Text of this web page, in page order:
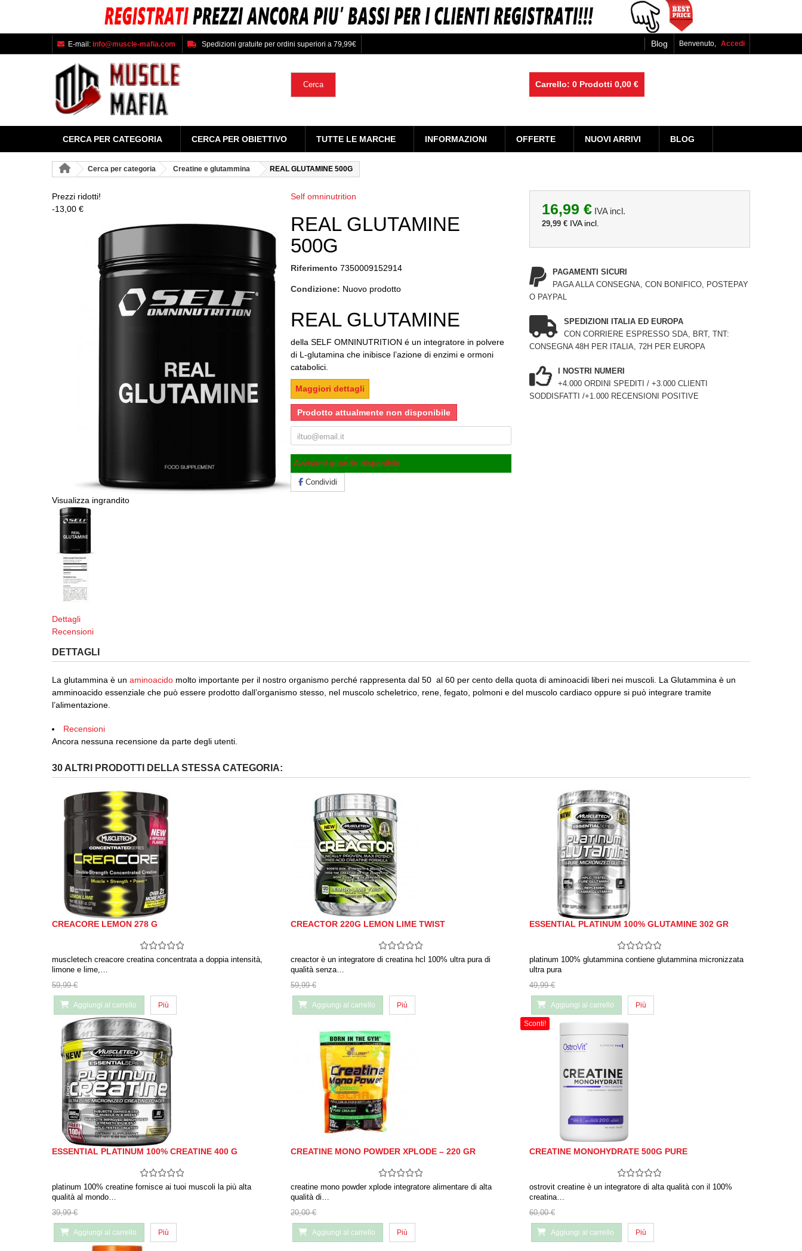
E-mail: info@muscle-mafia.com Spedizioni gratuite per ordini superiori a 79,99€ Blog Benvenuto, Accedi
Carrello: 0 Prodotti 0,00 €
Cerca
CERCA PER CATEGORIA CERCA PER OBIETTIVO TUTTE LE MARCHE INFORMAZIONI OFFERTE NUOVI ARRIVI BLOG
Cerca per categoria Creatine e glutammina REAL GLUTAMINE 500G
Prezzi ridotti!
-13,00 €
Visualizza ingrandito
Self omninutrition
REAL GLUTAMINE
500G
Riferimento 7350009152914
Condizione: Nuovo prodotto
REAL GLUTAMINE
della SELF OMNINUTRITION é un integratore in polvere
di L-glutamina che inibisce l’azione di enzimi e ormoni
catabolici.
Maggiori dettagli
Prodotto attualmente non disponibile
Avvisami quando disponibile
Condividi
16,99 €IVA incl.
29,99 €IVA incl.
PAGAMENTI SICURI
PAGA ALLA CONSEGNA, CON BONIFICO, POSTEPAY
O PAYPAL
SPEDIZIONI ITALIA ED EUROPA
CON CORRIERE ESPRESSO SDA, BRT, TNT:
CONSEGNA 48H PER ITALIA, 72H PER EUROPA
I NOSTRI NUMERI
+4.000 ORDINI SPEDITI / +3.000 CLIENTI
SODDISFATTI /+1.000 RECENSIONI POSITIVE
Dettagli
Recensioni
DETTAGLI
La glutammina è un aminoacido molto importante per il nostro organismo perché rappresenta dal 50 al 60 per cento della quota di aminoacidi liberi nei muscoli. La Glutammina è un
amminoacido essenziale che può essere prodotto dall’organismo stesso, nel muscolo scheletrico, rene, fegato, polmoni e del muscolo cardiaco oppure si può integrare tramite
l’alimentazione.
Recensioni
Ancora nessuna recensione da parte degli utenti.
30 ALTRI PRODOTTI DELLA STESSA CATEGORIA:
CREACORE LEMON 278 G
muscletech creacore creatina concentrata a doppia intensità,
limone e lime,…
59,99 €
Aggiungi al carrello Più
CREACTOR 220G LEMON LIME TWIST
creactor è un integratore di creatina hcl 100% ultra pura di
qualità senza…
59,99 €
Aggiungi al carrello Più
ESSENTIAL PLATINUM 100% GLUTAMINE 302 GR
platinum 100% glutammina contiene glutammina micronizzata
ultra pura
49,99 €
Aggiungi al carrello Più
ESSENTIAL PLATINUM 100% CREATINE 400 G
platinum 100% creatine fornisce ai tuoi muscoli la più alta
qualità al mondo…
39,99 €
Aggiungi al carrello Più
CREATINE MONO POWDER XPLODE – 220 GR
creatine mono powder xplode integratore alimentare di alta
qualità di…
20,00 €
Aggiungi al carrello Più
Sconti!
CREATINE MONOHYDRATE 500G PURE
ostrovit creatine è un integratore di alta qualità con il 100%
creatina…
60,00 €
Aggiungi al carrello Più